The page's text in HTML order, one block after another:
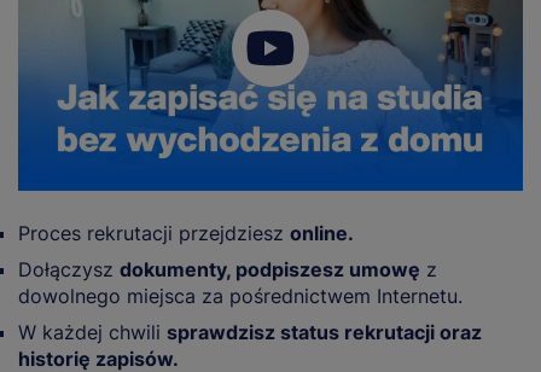
Proces rekrutacji przejdziesz online.
Dołączysz dokumenty, podpiszesz umowę z
dowolnego miejsca za pośrednictwem Internetu.
W każdej chwili sprawdzisz status rekrutacji oraz
historię zapisów.